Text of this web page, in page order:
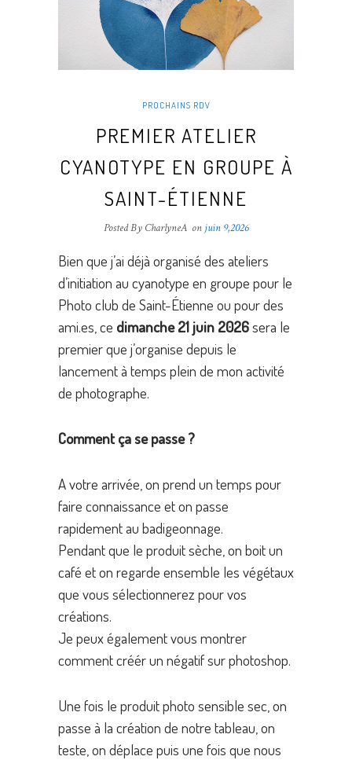
PROCHAINS RDV
PREMIER ATELIER
CYANOTYPE EN GROUPE À
SAINT-ÉTIENNE
Posted By CharlyneA on juin 9,2026
Bien que j’ai déjà organisé des ateliers
d’initiation au cyanotype en groupe pour le
Photo club de Saint-Étienne ou pour des
ami.es, ce dimanche 21 juin 2026sera le
premier que j’organise depuis le
lancement à temps plein de mon activité
de photographe.
Comment ça se passe ?
A votre arrivée, on prend un temps pour
faire connaissance et on passe
rapidement au badigeonnage.
Pendant que le produit sèche, on boit un
café et on regarde ensemble les végétaux
que vous sélectionnerez pour vos
créations.
Je peux également vous montrer
comment créér un négatif sur photoshop.
Une fois le produit photo sensible sec, on
passe à la création de notre tableau, on
teste, on déplace puis une fois que nous